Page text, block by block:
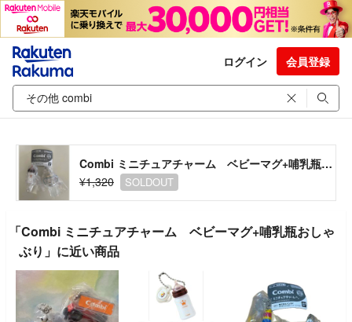
ログイン 会員登録
Combi ミニチュアチャーム ベビーマグ+哺乳瓶おしゃぶり
¥1,320
SOLDOUT
「Combi ミニチュアチャーム ベビーマグ+哺乳瓶おしゃ
ぶり」に近い商品